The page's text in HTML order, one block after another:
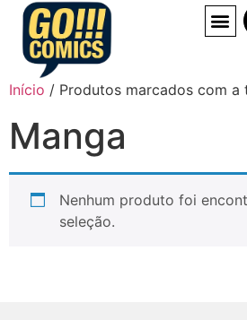
Início / Produtos marcados com a
Manga
Nenhum produto foi
seleção.